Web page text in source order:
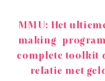
MMU: Het
making
complete toolkit
relatie met